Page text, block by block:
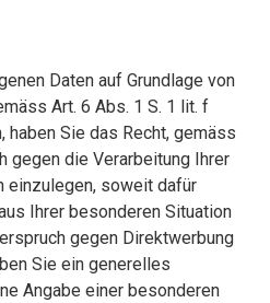
Daten auf Grundlage von
Art. 6 Abs. 1 S. 1 lit. f
haben Sie das Recht, gemäss
gegen die Verarbeitung Ihrer
einzulegen, soweit dafür
Ihrer besonderen Situation
gegen Direktwerbung
Sie ein generelles
Angabe einer besonderen